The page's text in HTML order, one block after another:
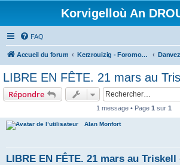
Korvigelloù An
FAQ
Accueil du forum Kerzrouizig - Foromoù An Drouizig
LIBRE EN FÊTE. 21 mars au
Répondre
1 message • Page 1 sur 1
Alan Monfort
LIBRE EN FÊTE. 21 mars au